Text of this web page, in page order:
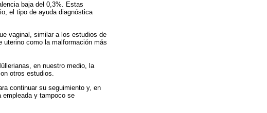
baja del 0,3%. Estas
el tipo de ayuda diagnóstica
vaginal, similar a los estudios de
uterino como la malformación más
en nuestro medio, la
otros estudios.
continuar su seguimiento y, en
empleada y tampoco se